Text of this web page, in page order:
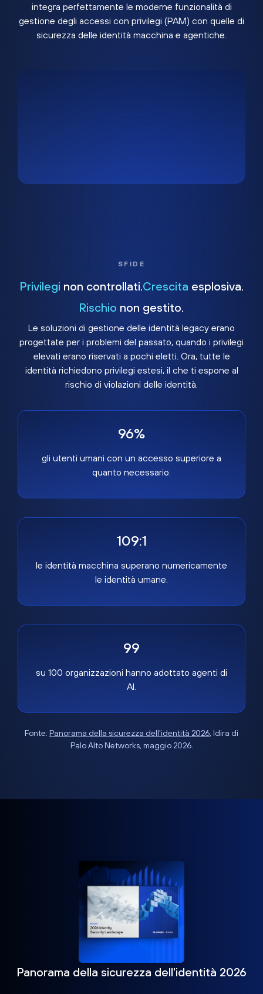
integra perfettamente le moderne funzionalità di
gestione degli accessi con privilegi (PAM) con quelle di
sicurezza delle identità macchina e agentiche.
SFIDE
Privilegi non controllati. Crescita esplosiva.
Rischio non gestito.
Le soluzioni di gestione delle identità legacy erano
progettate per i problemi del passato, quando i privilegi
elevati erano riservati a pochi eletti. Ora, tutte le
identità richiedono privilegi estesi, il che ti espone al
rischio di violazioni delle identità.
96%
gli utenti umani con un accesso superiore a
quanto necessario.
109:1
le identità macchina superano numericamente
le identità umane.
99
su 100 organizzazioni hanno adottato agenti di
AI.
Fonte: Panorama della sicurezza dell'identità 2026, Idira di
Palo Alto Networks, maggio 2026.
Panorama della sicurezza dell'identità 2026